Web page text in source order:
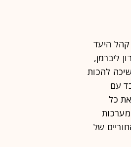
הם קהל היעד
ליברמן,
להכות
עם
כל
של